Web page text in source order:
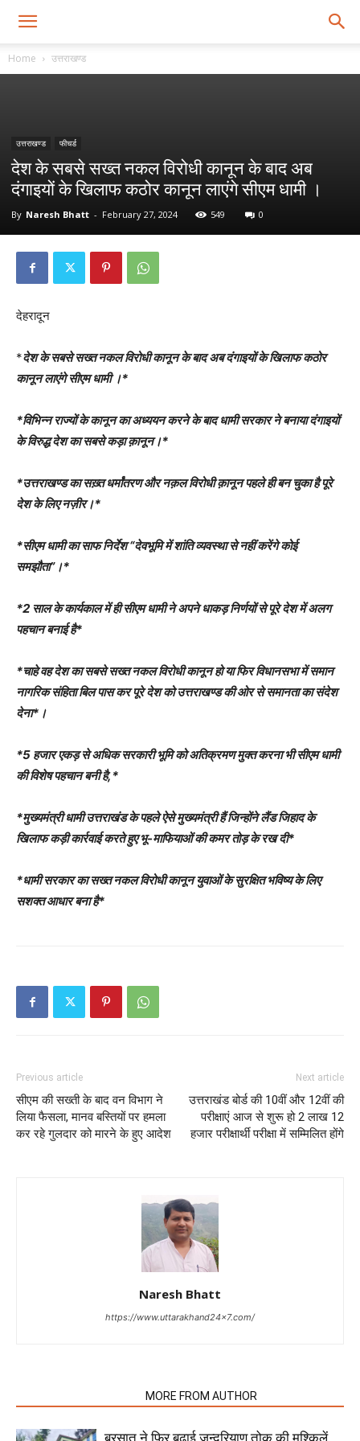
Home उत्तराखण्ड
उत्तराखण्ड फीचर्ड
देश के सबसे सख्त नकल विरोधी कानून के बाद अब
दंगाइयों के खिलाफ कठोर कानून लाएंगे सीएम धामी ।
By Naresh Bhatt - February 27, 2024 549 0
देहरादून
*देश के सबसे सख्त नकल विरोधी कानून के बाद अब दंगाइयों के खिलाफ कठोर
कानून लाएंगे सीएम धामी ।*
*विभिन्न राज्यों के कानून का अध्ययन करने के बाद धामी सरकार ने बनाया दंगाइयों
के विरुद्ध देश का सबसे कड़ा क़ानून।*
*उत्तराखण्ड का सख़्त धर्मांतरण और नक़ल विरोधी क़ानून पहले ही बन चुका है पूरे
देश के लिए नज़ीर।*
*सीएम धामी का साफ निर्देश “देवभूमि में शांति व्यवस्था से नहीं करेंगे कोई
समझौता”।*
*2 साल के कार्यकाल में ही सीएम धामी ने अपने धाकड़ निर्णयों से पूरे देश में अलग
पहचान बनाई है*
*चाहे वह देश का सबसे सख्त नकल विरोधी कानून हो या फिर विधानसभा में समान
नागरिक संहिता बिल पास कर पूरे देश को उत्तराखण्ड की ओर से समानता का संदेश
देना*।
*5 हजार एकड़ से अधिक सरकारी भूमि को अतिक्रमण मुक्त करना भी सीएम धामी
की विशेष पहचान बनी है,*
*मुख्यमंत्री धामी उत्तराखंड के पहले ऐसे मुख्यमंत्री हैं जिन्होंने लैंड जिहाद के
खिलाफ कड़ी कार्रवाई करते हुए भू-माफियाओं की कमर तोड़ के रख दी*
*धामी सरकार का सख्त नकल विरोधी कानून युवाओं के सुरक्षित भविष्य के लिए
सशक्त आधार बना है*
Previous article
सीएम की सख्ती के बाद वन विभाग ने
लिया फैसला, मानव बस्तियों पर हमला
कर रहे गुलदार को मारने के हुए आदेश
Next article
उत्तराखंड बोर्ड की 10वीं और 12वीं की
परीक्षाएं आज से शुरू हो 2 लाख 12
हजार परीक्षार्थी परीक्षा में सम्मिलित होंगे
Naresh Bhatt
https://www.uttarakhand24x7.com/
MORE FROM AUTHOR
बरसात ने फिर बढ़ाई जन्दरियाण तोक की मुश्किलें,